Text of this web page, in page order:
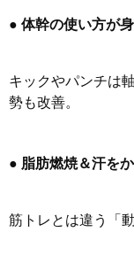
● 体幹の使い方が
キックやパンチは
勢も改善。
● 脂肪燃焼＆汗を
筋トレとは違う「